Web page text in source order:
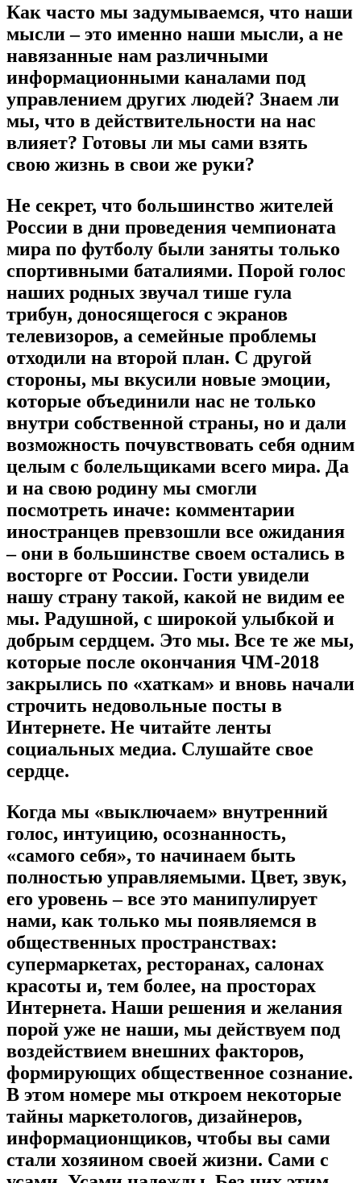
Как часто мы задумываемся, что наши
мысли – это именно наши мысли, а не
навязанные нам различными
информационными каналами под
управлением других людей? Знаем ли
мы, что в действительности на нас
влияет? Готовы ли мы сами взять
свою жизнь в свои же руки?
Не секрет, что большинство жителей
России в дни проведения чемпионата
мира по футболу были заняты только
спортивными баталиями. Порой голос
наших родных звучал тише гула
трибун, доносящегося с экранов
телевизоров, а семейные проблемы
отходили на второй план. С другой
стороны, мы вкусили новые эмоции,
которые объединили нас не только
внутри собственной страны, но и дали
возможность почувствовать себя одним
целым с болельщиками всего мира. Да
и на свою родину мы смогли
посмотреть иначе: комментарии
иностранцев превзошли все ожидания
– они в большинстве своем остались в
восторге от России. Гости увидели
нашу страну такой, какой не видим ее
мы. Радушной, с широкой улыбкой и
добрым сердцем. Это мы. Все те же мы,
которые после окончания ЧМ-2018
закрылись по «хаткам» и вновь начали
строчить недовольные посты в
Интернете. Не читайте ленты
социальных медиа. Слушайте свое
сердце.
Когда мы «выключаем» внутренний
голос, интуицию, осознанность,
«самого себя», то начинаем быть
полностью управляемыми. Цвет, звук,
его уровень – все это манипулирует
нами, как только мы появляемся в
общественных пространствах:
супермаркетах, ресторанах, салонах
красоты и, тем более, на просторах
Интернета. Наши решения и желания
порой уже не наши, мы действуем под
воздействием внешних факторов,
формирующих общественное сознание.
В этом номере мы откроем некоторые
тайны маркетологов, дизайнеров,
информационщиков, чтобы вы сами
стали хозяином своей жизни. Сами с